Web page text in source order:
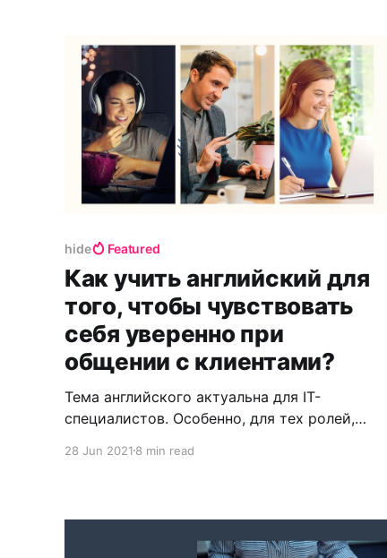
зависимости, проводить исследования.
Бизнес-аналитики также необходимы для
выявления областей, требующих улучшения
в бизнес-процессах и системах, а также для
облегчения коммуникации между
различными отделами
hide Featured
Как учить английский для
того, чтобы чувствовать
себя уверенно при
общении с клиентами?
Тема английского актуальна для IT-
специалистов. Особенно, для тех ролей,
с общением с клиентами. Уровень
получают больше, если уровень английского
лучше, как мы видели по графикам в статье.
28 Jun 2021 8 min read